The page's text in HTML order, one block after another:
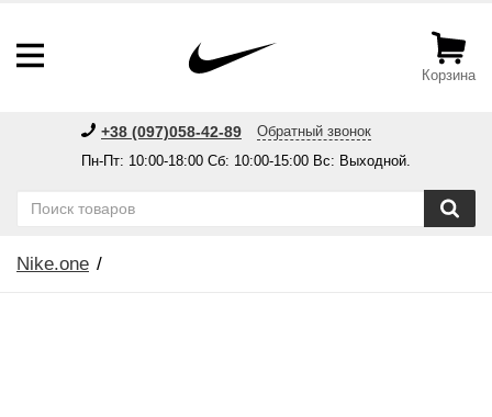
Корзина
+38 (097)058-42-89
Обратный звонок
Пн-Пт: 10:00-18:00 Сб: 10:00-15:00 Вс: Выходной.
Nike.one